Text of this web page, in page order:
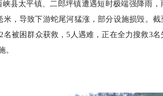
县太平镇、二郎坪镇遭遇短时极端强降雨，
米，导致下游蛇尾河猛涨，部分设施损毁。截
名被困群众获救，5人遇难，正在全力搜救3名
。